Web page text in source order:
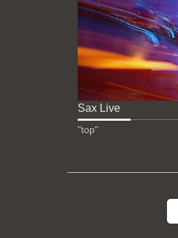
Sax Live
"top"